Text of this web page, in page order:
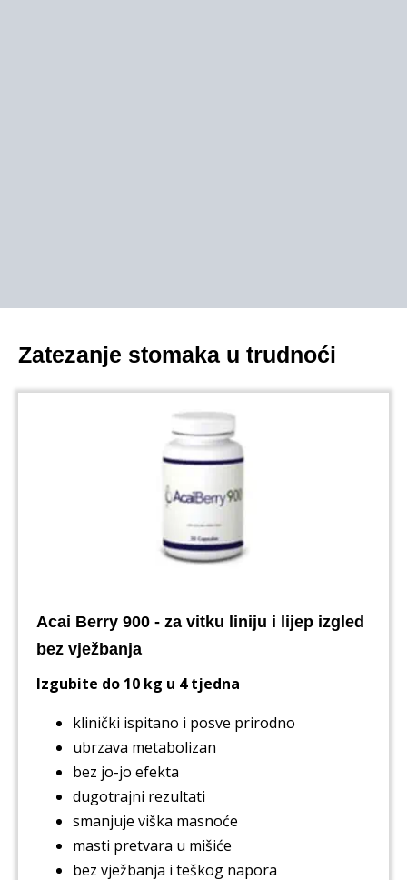
Zatezanje stomaka u trudnoći
Acai Berry 900 - za vitku liniju i lijep izgled
bez vježbanja
Izgubite do 10 kg u 4 tjedna
klinički ispitano i posve prirodno
ubrzava metabolizan
bez jo-jo efekta
dugotrajni rezultati
smanjuje viška masnoće
masti pretvara u mišiće
bez vježbanja i teškog napora